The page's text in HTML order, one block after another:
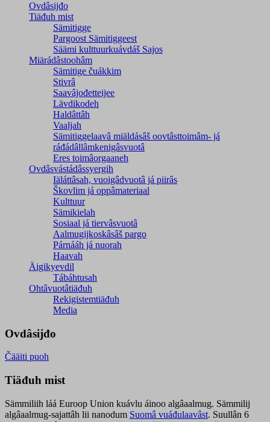
Ovdâsijđo
Tiäđuh mist
Sämitigge
Pargoost Sämitiggeest
Säämi kulttuurkuávdáš Sajos
Miärádâstoohâm
Sämitige čuákkim
Stivrâ
Saavâjođetteijee
Lävdikodeh
Haldâttâh
Vaaljah
Sämitiggelaavâ miäldásâš oovtâsttoimâm- já
ráđádâllâmkenigâsvuotâ
Eres toimâorgaaneh
Ovdâsvástádâssyergih
Iäláttâsah, vuoigâdvuotâ já piirâs
Škovlim já oppâmateriaal
Kulttuur
Sämikielah
Sosiaal já tiervâsvuotâ
Aalmugijkoskâsâš pargo
Párnááh já nuorah
Haavah
Äigikyevdil
Tábáhtusah
Ohtâvuotâtiäđuh
Rekigistemtiäđuh
Media
Ovdâsijđo
Čääiti puoh
Tiäđuh mist
Sämmiliih láá Euroop Union kuávlu áinoo algâaalmug. Sämmilij
algâaalmug-sajattâh lii nanodum Suomâ vuáđulaavâst. Suullân 6